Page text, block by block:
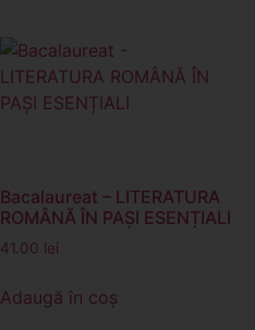
Bacalaureat – LITERATURA
ROMÂNĂ ÎN PAȘI ESENȚIALI
41.00 lei
Adaugă în coș